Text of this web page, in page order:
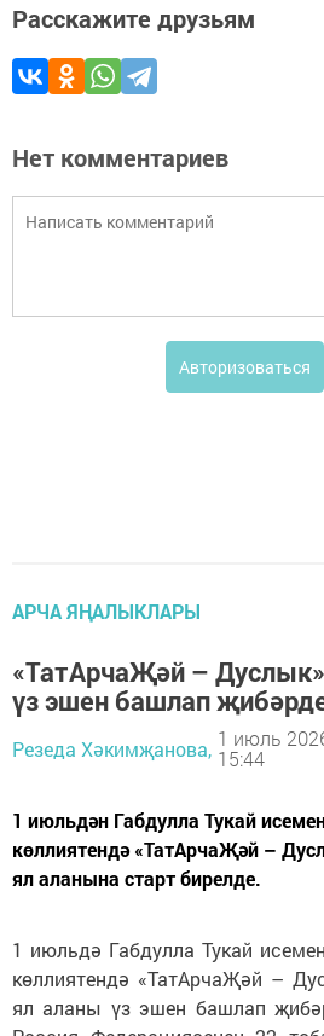
Расскажите друзьям
Нет комментариев
Авторизоваться
АРЧА ЯҢАЛЫКЛАРЫ
«ТатАрчаҖәй –
үз эшен башлап
Резеда Хәкимҗанова, 1 июль
15:44
1 июльдән Габдулла Тукай
көллиятендә «ТатАрчаҖәй –
ял аланына старт бирелде.
1 июльдә Габдулла Тукай
көллиятендә «ТатАрчаҖәй –
ял аланы үз эшен башлап